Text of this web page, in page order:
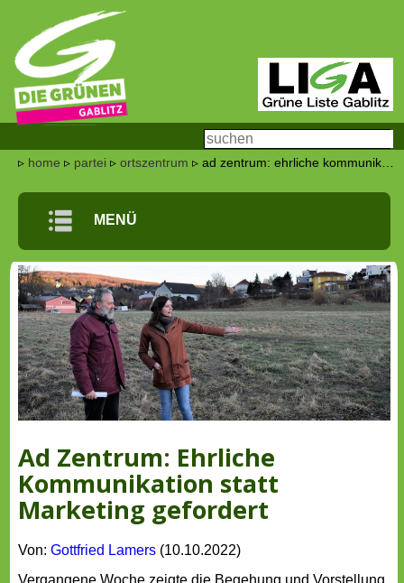
▹ home ▹ partei▹ ortszentrum ▹ ad zentrum: ehrliche kommunikation statt marketing gefordert
m MENÜ
Ad Zentrum: Ehrliche
Kommunikation statt
Marketing gefordert
Von: Gottfried Lamers(10.10.2022)
Vergangene Woche zeigte die Begehung und Vorstellung